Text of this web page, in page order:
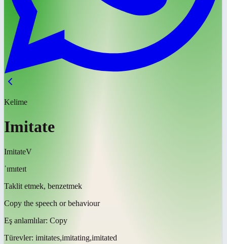
Kelime
Imitate
ImitateV
ˈɪmɪteɪt
Taklit etmek, benzetmek
Copy the speech or behaviour
Eş anlamlılar: Copy
Türevler: imitates,imitating,imitated